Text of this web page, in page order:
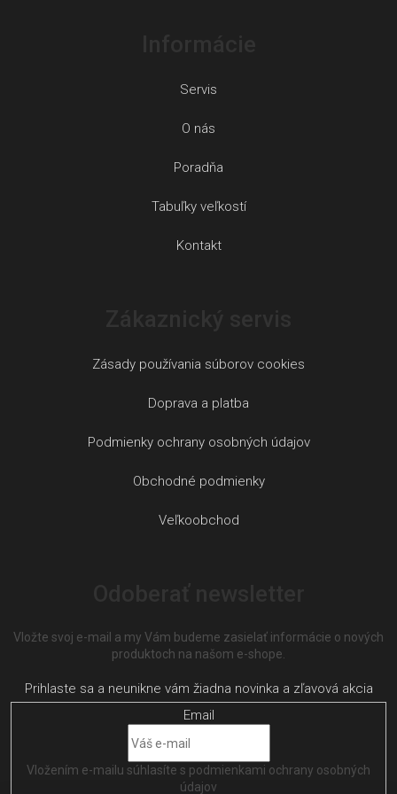
Servis
O nás
Poradňa
Tabuľky veľkostí
Kontakt
Zásady používania súborov cookies
Doprava a platba
Podmienky ochrany osobných údajov
Obchodné podmienky
Veľkoobchod
Vložte svoj e-mail a my Vám budeme zasielať informácie o nových
produktoch na našom e-shope.
Email
Vložením e-mailu súhlasíte s podmienkami ochrany osobných
údajov